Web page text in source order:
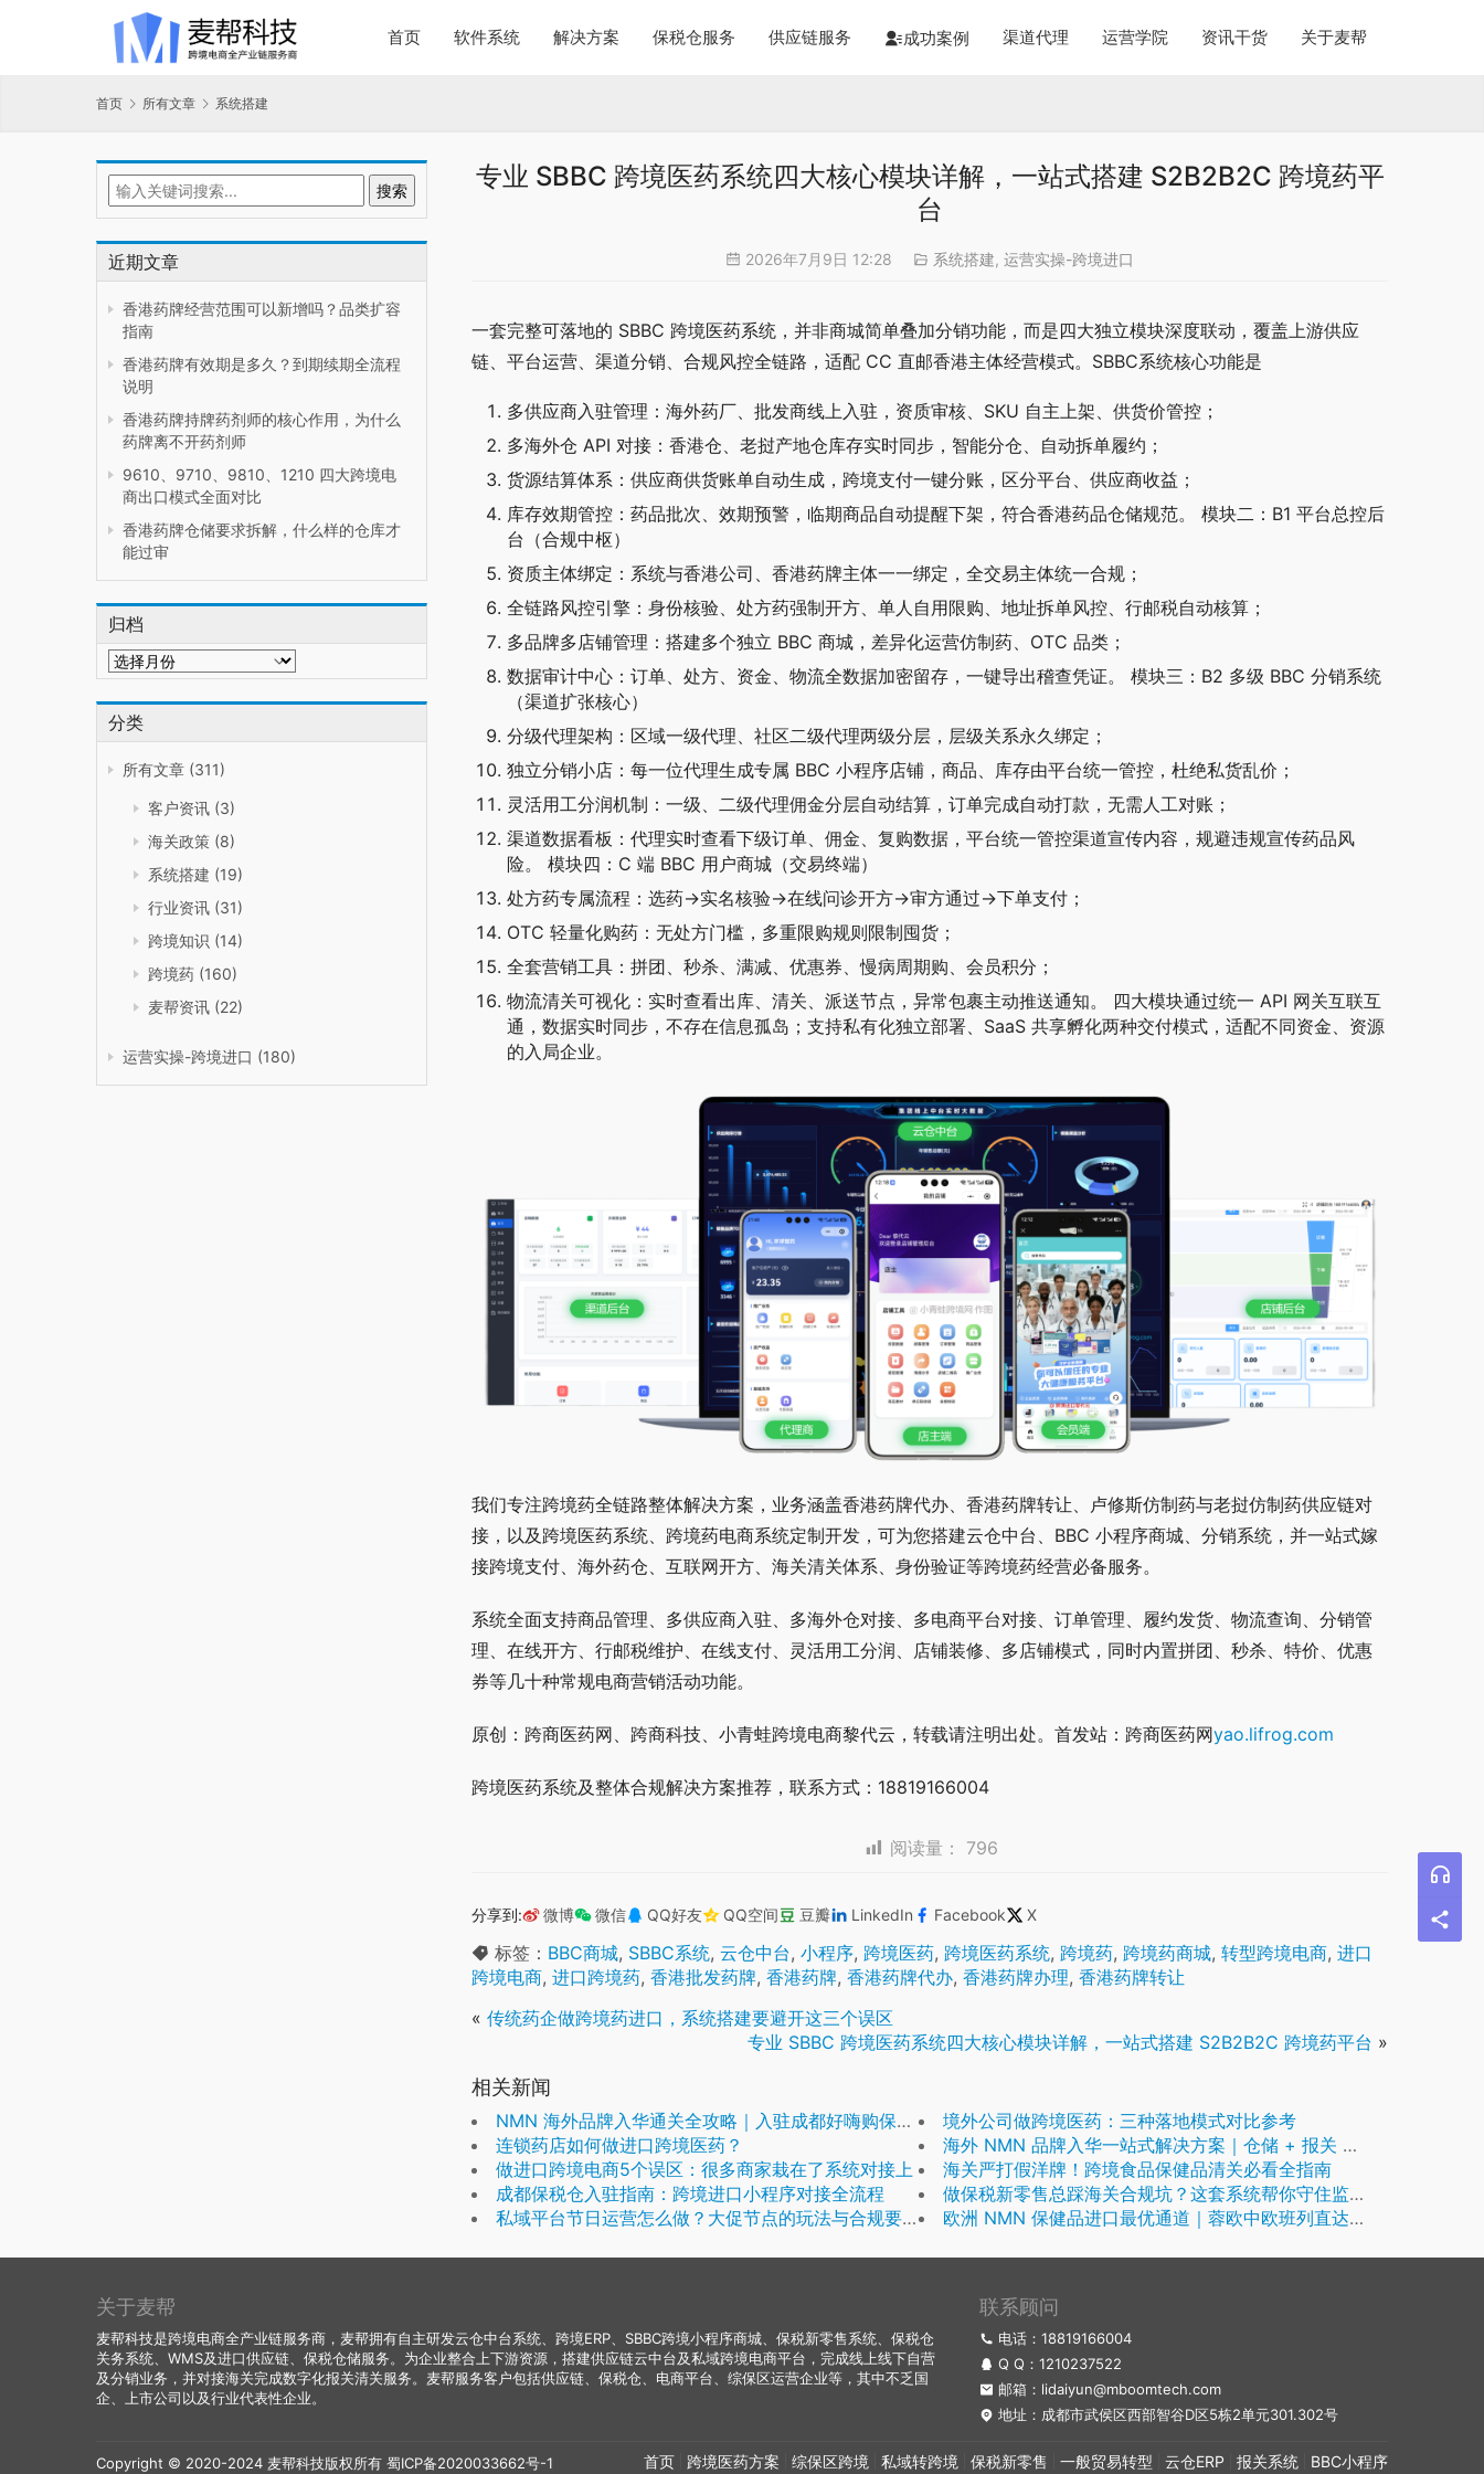
首页 软件系统 解决方案 保税仓服务 供应链服务 成功案例 渠道代理 运营学院 资讯干货 关于麦帮
首页 所有文章 系统搭建
近期文章
香港药牌经营范围可以新增吗？品类扩容
指南
香港药牌有效期是多久？到期续期全流程
说明
香港药牌持牌药剂师的核心作用，为什么
药牌离不开药剂师
9610、9710、9810、1210 四大跨境电
商出口模式全面对比
香港药牌仓储要求拆解，什么样的仓库才
能过审
归档
归
档
分类
所有文章 (311)
客户资讯 (3)
海关政策 (8)
系统搭建 (19)
行业资讯 (31)
跨境知识 (14)
跨境药 (160)
麦帮资讯 (22)
运营实操-跨境进口 (180)
专业 SBBC 跨境医药系统四大核心模块详解，一站式搭建 S2B2B2C 跨境药平
台
2026年7月9日 12:28 系统搭建, 运营实操-跨境进口
一套完整可落地的 SBBC 跨境医药系统，并非商城简单叠加分销功能，而是四大独立模块深度联动，覆盖上游供应
链、平台运营、渠道分销、合规风控全链路，适配 CC 直邮香港主体经营模式。SBBC系统核心功能是
多供应商入驻管理：海外药厂、批发商线上入驻，资质审核、SKU 自主上架、供货价管控；
多海外仓 API 对接：香港仓、老挝产地仓库存实时同步，智能分仓、自动拆单履约；
货源结算体系：供应商供货账单自动生成，跨境支付一键分账，区分平台、供应商收益；
库存效期管控：药品批次、效期预警，临期商品自动提醒下架，符合香港药品仓储规范。 模块二：B1 平台总控后
台（合规中枢）
资质主体绑定：系统与香港公司、香港药牌主体一一绑定，全交易主体统一合规；
全链路风控引擎：身份核验、处方药强制开方、单人自用限购、地址拆单风控、行邮税自动核算；
多品牌多店铺管理：搭建多个独立 BBC 商城，差异化运营仿制药、OTC 品类；
数据审计中心：订单、处方、资金、物流全数据加密留存，一键导出稽查凭证。 模块三：B2 多级 BBC 分销系统
（渠道扩张核心）
分级代理架构：区域一级代理、社区二级代理两级分层，层级关系永久绑定；
独立分销小店：每一位代理生成专属 BBC 小程序店铺，商品、库存由平台统一管控，杜绝私货乱价；
灵活用工分润机制：一级、二级代理佣金分层自动结算，订单完成自动打款，无需人工对账；
渠道数据看板：代理实时查看下级订单、佣金、复购数据，平台统一管控渠道宣传内容，规避违规宣传药品风
险。 模块四：C 端 BBC 用户商城（交易终端）
处方药专属流程：选药→实名核验→在线问诊开方→审方通过→下单支付；
OTC 轻量化购药：无处方门槛，多重限购规则限制囤货；
全套营销工具：拼团、秒杀、满减、优惠券、慢病周期购、会员积分；
物流清关可视化：实时查看出库、清关、派送节点，异常包裹主动推送通知。 四大模块通过统一 API 网关互联互
通，数据实时同步，不存在信息孤岛；支持私有化独立部署、SaaS 共享孵化两种交付模式，适配不同资金、资源
的入局企业。
我们专注跨境药全链路整体解决方案，业务涵盖香港药牌代办、香港药牌转让、卢修斯仿制药与老挝仿制药供应链对
接，以及跨境医药系统、跨境药电商系统定制开发，可为您搭建云仓中台、BBC 小程序商城、分销系统，并一站式嫁
接跨境支付、海外药仓、互联网开方、海关清关体系、身份验证等跨境药经营必备服务。
系统全面支持商品管理、多供应商入驻、多海外仓对接、多电商平台对接、订单管理、履约发货、物流查询、分销管
理、在线开方、行邮税维护、在线支付、灵活用工分润、店铺装修、多店铺模式，同时内置拼团、秒杀、特价、优惠
券等几十种常规电商营销活动功能。
原创：跨商医药网、跨商科技、小青蛙跨境电商黎代云，转载请注明出处。首发站：跨商医药网yao.lifrog.com
跨境医药系统及整体合规解决方案推荐，联系方式：18819166004
阅读量： 796
分享到: 微博 微信 QQ好友 QQ空间 豆瓣 LinkedIn Facebook X
标签： BBC商城, SBBC系统, 云仓中台, 小程序, 跨境医药, 跨境医药系统, 跨境药, 跨境药商城, 转型跨境电商, 进口
跨境电商, 进口跨境药, 香港批发药牌, 香港药牌, 香港药牌代办, 香港药牌办理, 香港药牌转让
« 传统药企做跨境药进口，系统搭建要避开这三个误区
专业 SBBC 跨境医药系统四大核心模块详解，一站式搭建 S2B2B2C 跨境药平台 »
相关新闻
NMN 海外品牌入华通关全攻略｜入驻成都好嗨购保税仓一站式解决合规难题
境外公司做跨境医药：三种落地模式对比参考
连锁药店如何做进口跨境医药？
海外 NMN 品牌入华一站式解决方案｜仓储 + 报关 + 系统 + 物流 + 分销，麦帮好嗨购保税仓全链条不用多方对接
做进口跨境电商5个误区：很多商家栽在了系统对接上
海关严打假洋牌！跨境食品保健品清关必看全指南
成都保税仓入驻指南：跨境进口小程序对接全流程
做保税新零售总踩海关合规坑？这套系统帮你守住监管红线
私域平台节日运营怎么做？大促节点的玩法与合规要点
欧洲 NMN 保健品进口最优通道｜蓉欧中欧班列直达成都好嗨购保税仓，物流全链路拆解
关于麦帮
麦帮科技是跨境电商全产业链服务商，麦帮拥有自主研发云仓中台系统、跨境ERP、SBBC跨境小程序商城、保税新零售系统、保税仓
关务系统、WMS及进口供应链、保税仓储服务。为企业整合上下游资源，搭建供应链云中台及私域跨境电商平台，完成线上线下自营
及分销业务，并对接海关完成数字化报关清关服务。麦帮服务客户包括供应链、保税仓、电商平台、综保区运营企业等，其中不乏国
企、上市公司以及行业代表性企业。
联系顾问
电话：18819166004
Q Q： 1210237522
邮箱：lidaiyun@mboomtech.com
地址：成都市武侯区西部智谷D区5栋2单元301.302号
Copyright © 2020-2024 麦帮科技版权所有 蜀ICP备2020033662号-1 首页 跨境医药方案 综保区跨境 私域转跨境 保税新零售 一般贸易转型 云仓ERP 报关系统 BBC小程序